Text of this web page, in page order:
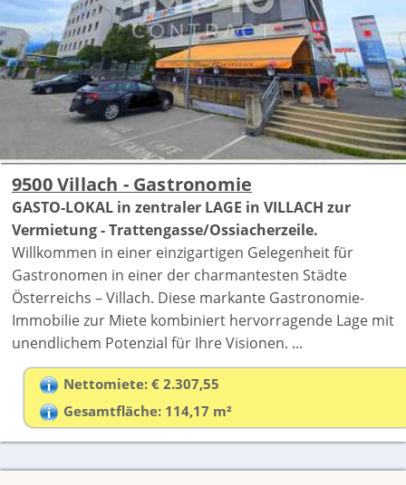
9500 Villach - Gastronomie
GASTO-LOKAL in zentraler LAGE in VILLACH zur
Vermietung - Trattengasse/Ossiacherzeile.
Willkommen in einer einzigartigen Gelegenheit für
Gastronomen in einer der charmantesten Städte
Österreichs – Villach. Diese markante Gastronomie-
Immobilie zur Miete kombiniert hervorragende Lage mit
unendlichem Potenzial für Ihre Visionen. ...
Nettomiete: € 2.307,55
Gesamtfläche: 114,17 m²